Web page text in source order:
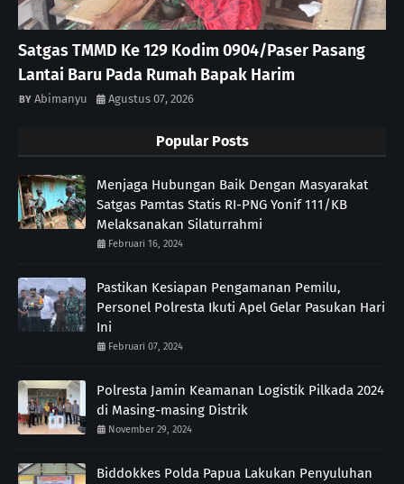
Satgas TMMD Ke 129 Kodim 0904/Paser Pasang
Lantai Baru Pada Rumah Bapak Harim
Abimanyu Agustus 07, 2026
Popular Posts
Menjaga Hubungan Baik Dengan Masyarakat
Satgas Pamtas Statis RI-PNG Yonif 111/KB
Melaksanakan Silaturrahmi
Februari 16, 2024
Pastikan Kesiapan Pengamanan Pemilu,
Personel Polresta Ikuti Apel Gelar Pasukan Hari
Ini
Februari 07, 2024
Polresta Jamin Keamanan Logistik Pilkada 2024
di Masing-masing Distrik
November 29, 2024
Biddokkes Polda Papua Lakukan Penyuluhan